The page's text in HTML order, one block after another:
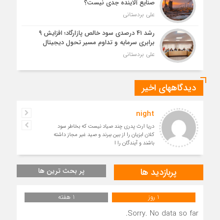
صنایع آلاینده جدی نیست؟
علی بردستانی
رشد ۴۱ درصدی سود خالص پازارگاد؛ افزایش ۹
برابری سرمایه و تداوم مسیر تحول دیجیتال
علی بردستانی
دیدگاههای اخیر
night
دریا ارث پدری چند صیاد نیست که بخاطر سود
کلان ابزیان را از بین ببرند و صید غیر مجاز داشته
باشند و آیندگان را ا
پربازدید ها پر بحث ترین ها
1 روز 1 هفته
Sorry. No data so far.